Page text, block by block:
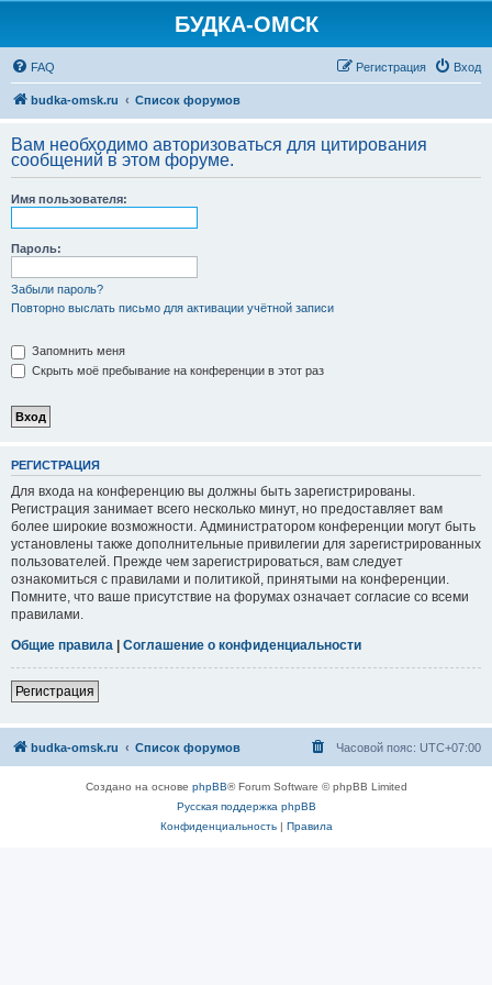
БУДКА-ОМСК
FAQ Вход
Регистрация
budka-omsk.ru Список форумов
Вам необходимо авторизоваться для цитирования
сообщений в этом форуме.
Имя пользователя:
Пароль:
Забыли пароль?
Повторно выслать письмо для активации учётной записи
Запомнить меня
Скрыть моё пребывание на конференции в этот раз
РЕГИСТРАЦИЯ
Для входа на конференцию вы должны быть зарегистрированы.
Регистрация занимает всего несколько минут, но предоставляет вам
более широкие возможности. Администратором конференции могут быть
установлены также дополнительные привилегии для зарегистрированных
пользователей. Прежде чем зарегистрироваться, вам следует
ознакомиться с правилами и политикой, принятыми на конференции.
Помните, что ваше присутствие на форумах означает согласие со всеми
правилами.
Общие правила | Соглашение о конфиденциальности
Регистрация
budka-omsk.ru Список форумов Часовой пояс: UTC+07:00
Создано на основе phpBB® Forum Software © phpBB Limited
Русская поддержка phpBB
Конфиденциальность| Правила